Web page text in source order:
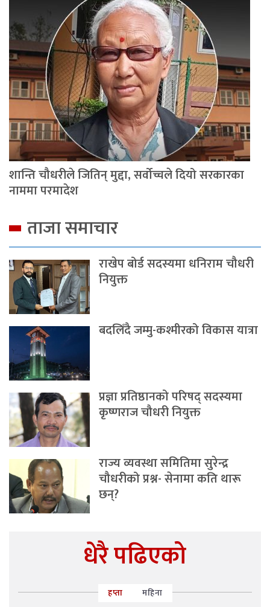
शान्ति चौधरीले जितिन् मुद्दा, सर्वोच्चले दियो सरकारका
नाममा परमादेश
ताजा समाचार
राखेप बोर्ड सदस्यमा धनिराम चौधरी
नियुक्त
बदलिँदै जम्मु-कश्मीरको विकास यात्रा
प्रज्ञा प्रतिष्ठानको परिषद् सदस्यमा
कृष्णराज चौधरी नियुक्त
राज्य व्यवस्था समितिमा सुरेन्द्र
चौधरीको प्रश्न- सेनामा कति थारू
छन्?
धेरै पढिएको
हप्ता महिना